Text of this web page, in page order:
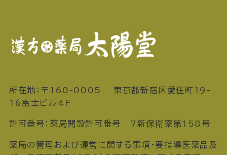
所在地：〒160-0005 東京都新宿区愛住町19-
16富士ビル4F
許可番号：薬局開設許可番号 7新保衛薬第158号
薬局の管理および運営に関する事項・要指導医薬品及